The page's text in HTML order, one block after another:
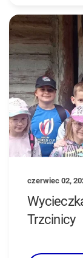
czerwiec 02,
Trzcinicy